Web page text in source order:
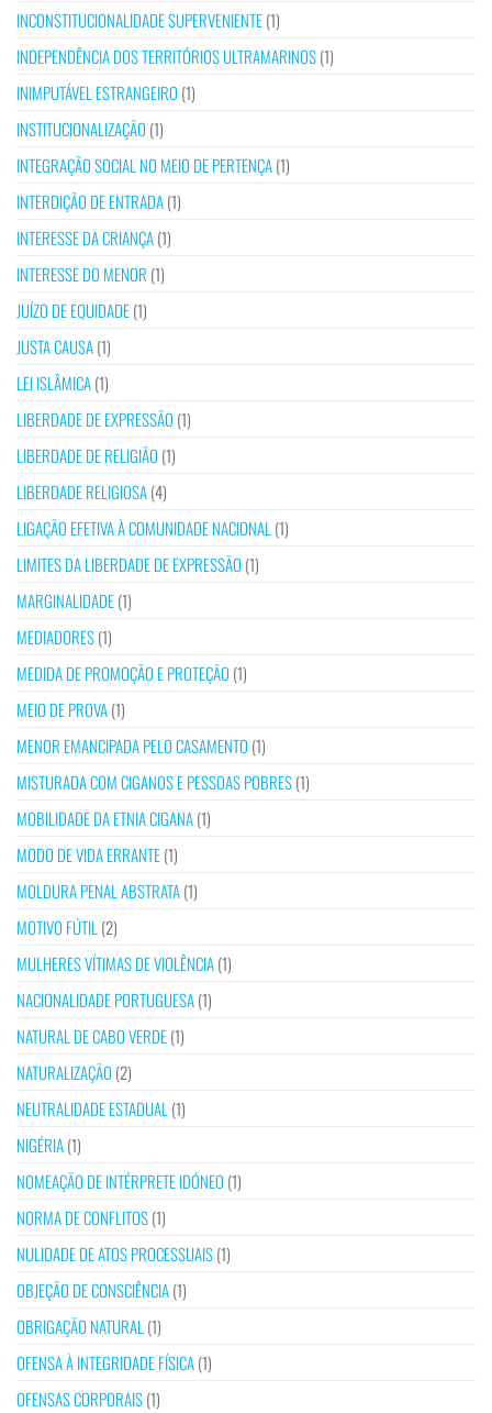
INCONSTITUCIONALIDADE SUPERVENIENTE(1)
INDEPENDÊNCIA DOS TERRITÓRIOS ULTRAMARINOS(1)
INIMPUTÁVEL ESTRANGEIRO (1)
INSTITUCIONALIZAÇÃO (1)
INTEGRAÇÃO SOCIAL NO MEIO DE PERTENÇA(1)
INTERDIÇÃO DE ENTRADA(1)
INTERESSE DA CRIANÇA(1)
INTERESSE DO MENOR (1)
JUÍZO DE EQUIDADE(1)
JUSTA CAUSA(1)
LEI ISLÂMICA(1)
LIBERDADE DE EXPRESSÃO (1)
LIBERDADE DE RELIGIÃO (1)
LIBERDADE RELIGIOSA(4)
LIGAÇÃO EFETIVA À COMUNIDADE NACIONAL (1)
LIMITES DA LIBERDADE DE EXPRESSÃO (1)
MARGINALIDADE(1)
MEDIADORES(1)
MEDIDA DE PROMOÇÃO E PROTEÇÃO (1)
MEIO DE PROVA(1)
MENOR EMANCIPADA PELO CASAMENTO (1)
MISTURADA COM CIGANOS E PESSOAS POBRES(1)
MOBILIDADE DA ETNIA CIGANA(1)
MODO DE VIDA ERRANTE(1)
MOLDURA PENAL ABSTRATA(1)
MOTIVO FÚTIL (2)
MULHERES VÍTIMAS DE VIOLÊNCIA(1)
NACIONALIDADE PORTUGUESA(1)
NATURAL DE CABO VERDE(1)
NATURALIZAÇÃO (2)
NEUTRALIDADE ESTADUAL (1)
NIGÉRIA(1)
NOMEAÇÃO DE INTÉRPRETE IDÓNEO (1)
NORMA DE CONFLITOS(1)
NULIDADE DE ATOS PROCESSUAIS(1)
OBJEÇÃO DE CONSCIÊNCIA(1)
OBRIGAÇÃO NATURAL (1)
OFENSA À INTEGRIDADE FÍSICA(1)
OFENSAS CORPORAIS(1)